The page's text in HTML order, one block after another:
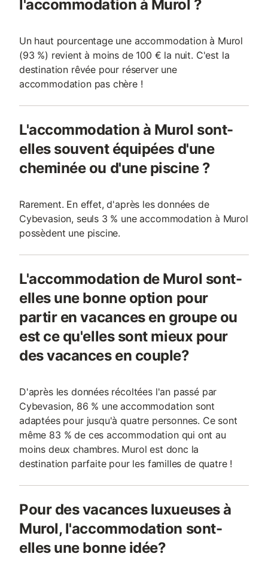
l'accommodation à Murol ?
Un haut pourcentage une accommodation à Murol
(93 %) revient à moins de 100 € la nuit. C'est la
destination rêvée pour réserver une
accommodation pas chère !
L'accommodation à Murol sont-
elles souvent équipées d'une
cheminée ou d'une piscine ?
Rarement. En effet, d'après les données de
Cybevasion, seuls 3 % une accommodation à Murol
possèdent une piscine.
L'accommodation de Murol sont-
elles une bonne option pour
partir en vacances en groupe ou
est ce qu'elles sont mieux pour
des vacances en couple?
D'après les données récoltées l'an passé par
Cybevasion, 86 % une accommodation sont
adaptées pour jusqu'à quatre personnes. Ce sont
même 83 % de ces accommodation qui ont au
moins deux chambres. Murol est donc la
destination parfaite pour les familles de quatre !
Pour des vacances luxueuses à
Murol, l'accommodation sont-
elles une bonne idée?